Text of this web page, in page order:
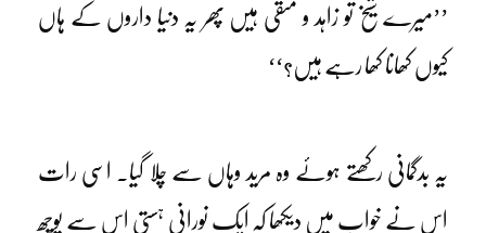
’’میرے شیخ تو زاہد و متقی ہیں پھر یہ دنیا داروں کے ہاں
کیوں کھانا کھا رہے ہیں؟‘‘
یہ بدگمانی رکھتے ہوئے وہ مرید وہاں سے چلا گیا۔ اسی رات
اس نے خواب میں دیکھا کہ ایک نورانی ہستی اس سے پوچھ